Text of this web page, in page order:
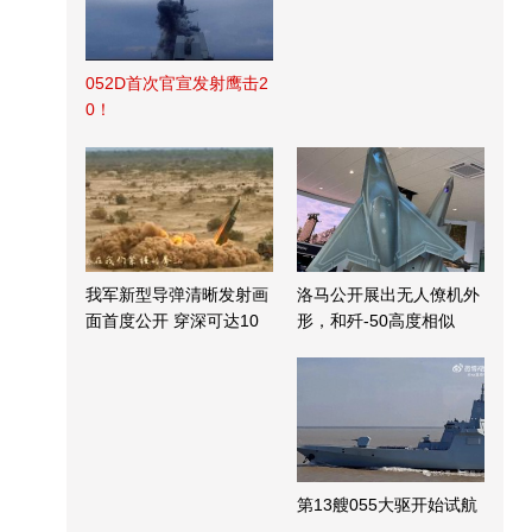
052D首次官宣发射鹰击2
0！
我军新型导弹清晰发射画
面首度公开 穿深可达10
洛马公开展出无人僚机外
形，和歼-50高度相似
第13艘055大驱开始试航